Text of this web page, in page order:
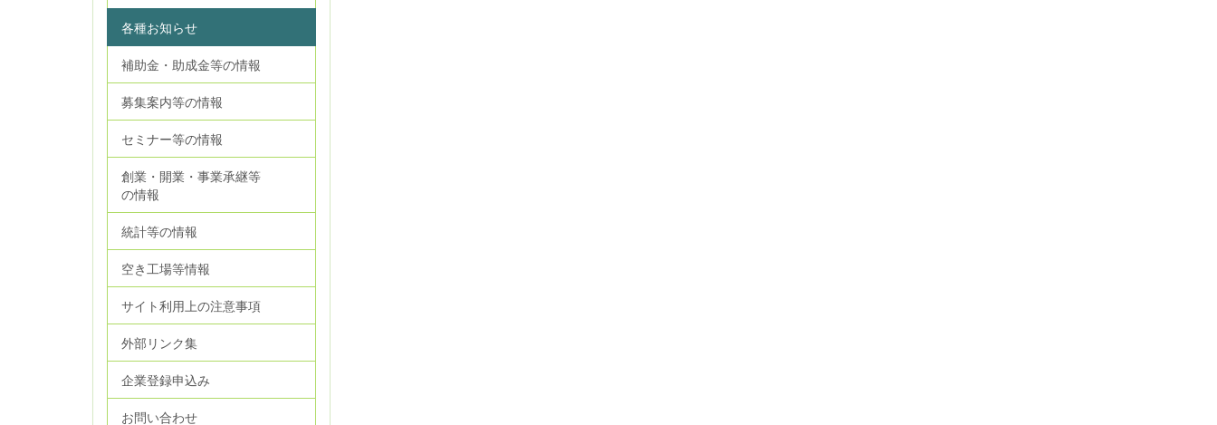
各種お知らせ
補助金・助成金等の情報
募集案内等の情報
セミナー等の情報
創業・開業・事業承継等
の情報
統計等の情報
空き工場等情報
サイト利用上の注意事項
外部リンク集
企業登録申込み
お問い合わせ